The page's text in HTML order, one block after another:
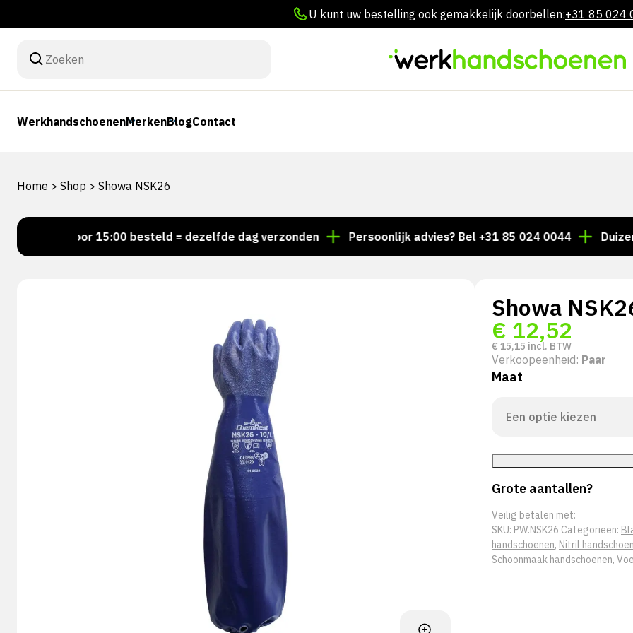
U kunt uw bestelling ook gemakkelijk doorbellen:+31 85 024
WerkhandschoenenMerkenBlogContact
Home > Shop > Showa NSK26
Voor 15:00 besteld = dezelfde dag verzonden Persoonlijk advies? Bel +31 85 024 0044 Duizenden
Showa
€ 12,52
€ 15,15 incl. BTW
Verkoopeenheid: Paar
Maat
Grote aantallen?
Veilig betalen met:
SKU: PW.NSK26 Categorieën:
handschoenen, Nitril
Schoonmaak handschoenen,